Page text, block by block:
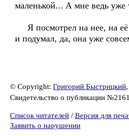
маленькой... А мне ведь уже
Я посмотрел на нее, на её
и подумал, да, она уже
© Copyright: Григорий Быстрицкий
Свидетельство о публикации
Список читателей / Версия для
Заявить о нарушении